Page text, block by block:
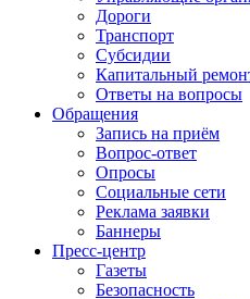
Дороги
Транспорт
Субсидии
Капитальный
Ответы на вопросы
Обращения
Запись на приём
Вопрос-ответ
Опросы
Социальные сети
Реклама заявки
Баннеры
Пресс-центр
Газеты
Безопасность